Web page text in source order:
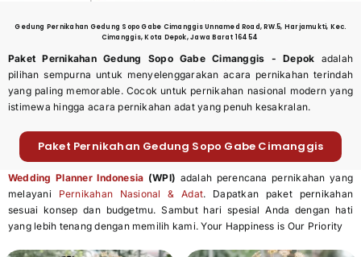
Gedung Pernikahan Gedung Sopo Gabe Cimanggis Unnamed Road, RW.5, Harjamukti, Kec.
Cimanggis, Kota Depok, Jawa Barat 16454
Paket PernikahanGedung Sopo Gabe Cimanggis - Depok adalah
pilihan sempurna untuk menyelenggarakan acara pernikahan terindah
yang paling memorable. Cocok untuk pernikahan nasional modern yang
istimewa hingga acara pernikahan adat yang penuh kesakralan.
Paket Pernikahan Gedung Sopo Gabe Cimanggis
Wedding Planner Indonesia (WPI) adalah perencana pernikahan yang
melayani Pernikahan Nasional & Adat. Dapatkan paket pernikahan
sesuai konsep dan budgetmu. Sambut hari spesial Anda dengan hati
yang lebih tenang dengan memilih kami. Your Happiness is Our Priority